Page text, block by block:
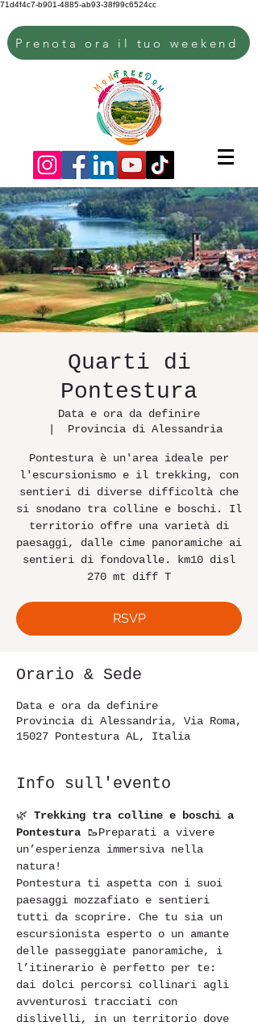
71d4f4c7-b901-4885-ab93-38f99c6524cc
Prenota ora il tuo weekend
Quarti di
Pontestura
Data e ora da definire
Provincia di Alessandria
Pontestura è un'area ideale per
l'escursionismo e il trekking, con
sentieri di diverse difficoltà che
si snodano tra colline e boschi. Il
territorio offre una varietà di
paesaggi, dalle cime panoramiche ai
sentieri di fondovalle. km10 disl
270 mt diff T
RSVP
Orario & Sede
Data e ora da definire
Provincia di Alessandria, Via Roma,
15027 Pontestura AL, Italia
Info sull'evento
🌿 Trekking tra colline e boschi a
Pontestura 🥾Preparati a vivere
un’esperienza immersiva nella
natura!
Pontestura ti aspetta con i suoi
paesaggi mozzafiato e sentieri
tutti da scoprire. Che tu sia un
escursionista esperto o un amante
delle passeggiate panoramiche, i
l’itinerario è perfetto per te:
dai dolci percorsi collinari agli
avventurosi tracciati con
dislivelli, in un territorio dove